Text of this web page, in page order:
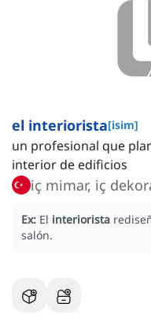
el interiorista[isim]
un profesional que
interior de edificios
iç mimar, iç
Ex: El interiorista
salón.